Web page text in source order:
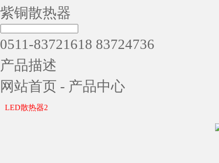
紫铜散热器
0511-83721618 83724736
产品描述
网站首页 - 产品中心
LED散热器2